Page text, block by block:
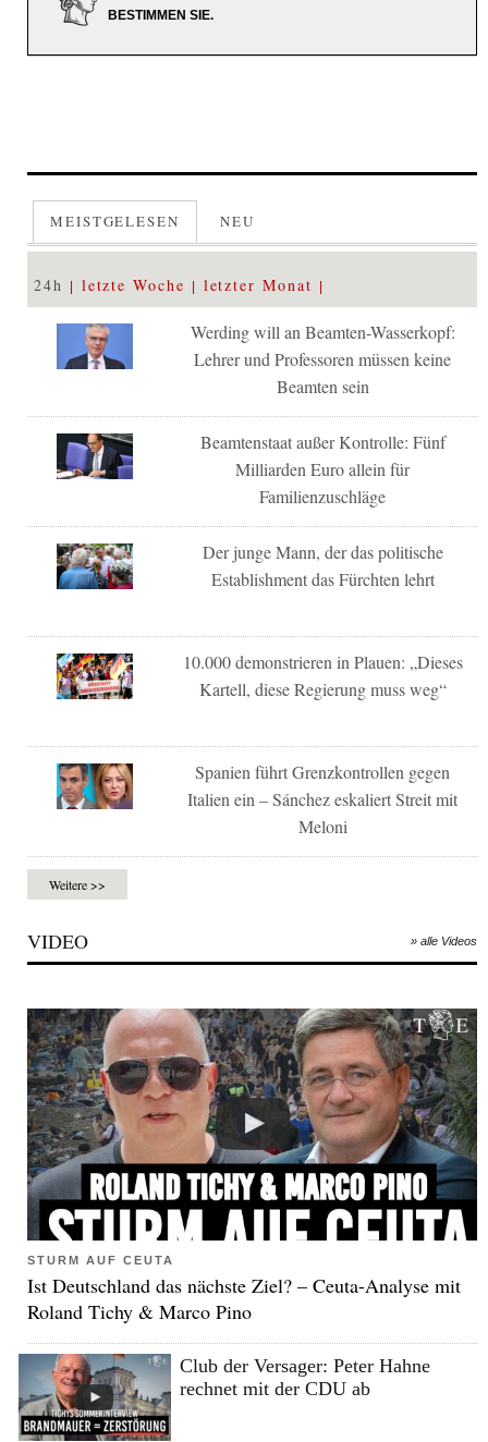
BESTIMMEN SIE.
MEISTGELESEN NEU
24h letzte Woche letzter Monat
Werding will an Beamten-Wasserkopf:
Lehrer und Professoren müssen keine
Beamten sein
Beamtenstaat außer Kontrolle: Fünf
Milliarden Euro allein für
Familienzuschläge
Der junge Mann, der das politische
Establishment das Fürchten lehrt
10.000 demonstrieren in Plauen: „Dieses
Kartell, diese Regierung muss weg“
Spanien führt Grenzkontrollen gegen
Italien ein – Sánchez eskaliert Streit mit
Meloni
Weitere >>
VIDEO » alle Videos
STURM AUF CEUTA
Ist Deutschland das nächste Ziel? – Ceuta-Analyse mit
Roland Tichy & Marco Pino
Club der Versager: Peter Hahne
rechnet mit der CDU ab